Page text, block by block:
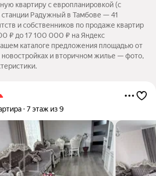
квартиру с европланировкой (с
станции Радужный в Тамбове — 41
и собственников по продаже квартир
₽ до 17 100 000 ₽ на Яндекс
каталоге предложения площадью от
новостройках и вторичном жилье — фото,
7 этаж из 9